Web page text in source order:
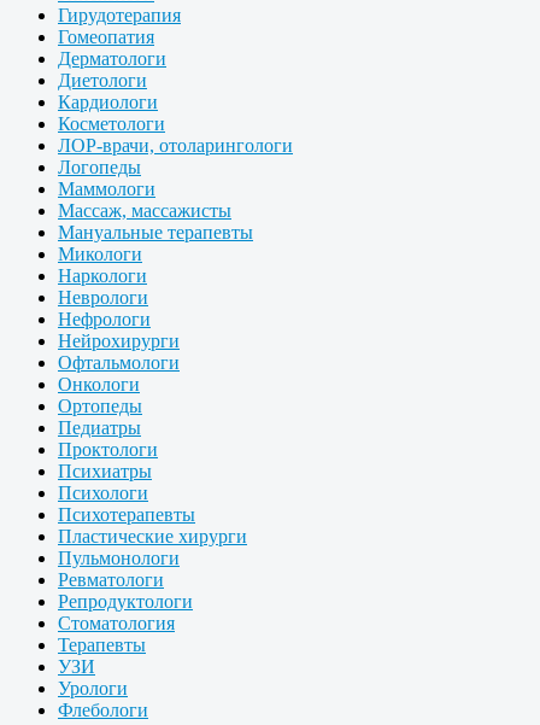
Гирудотерапия
Гомеопатия
Дерматологи
Диетологи
Кардиологи
Косметологи
ЛОР-врачи, отоларингологи
Логопеды
Маммологи
Массаж, массажисты
Мануальные терапевты
Микологи
Наркологи
Неврологи
Нефрологи
Нейрохирурги
Офтальмологи
Онкологи
Ортопеды
Педиатры
Проктологи
Психиатры
Психологи
Психотерапевты
Пластические хирурги
Пульмонологи
Ревматологи
Репродуктологи
Стоматология
Терапевты
УЗИ
Урологи
Флебологи